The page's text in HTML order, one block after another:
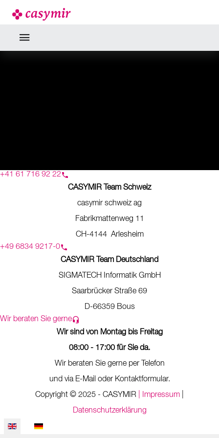
CASYMIR ERP SOFTWARE
+41 61 716 92 22
CASYMIR Team Schweiz
casymir schweiz ag
Fabrikmattenweg 11
CH-4144 Arlesheim
+49 6834 9217-0
CASYMIR Team Deutschland
SIGMATECH Informatik GmbH
Saarbrücker Straße 69
D-66359 Bous
Wir beraten Sie gerne
Wir sind von Montag bis Freitag
08:00 - 17:00 für Sie da.
Wir beraten Sie gerne per Telefon
und via E-Mail oder Kontaktformular.
Copyright © 2025 - CASYMIR | Impressum
Datenschutzerklärung
Select your language